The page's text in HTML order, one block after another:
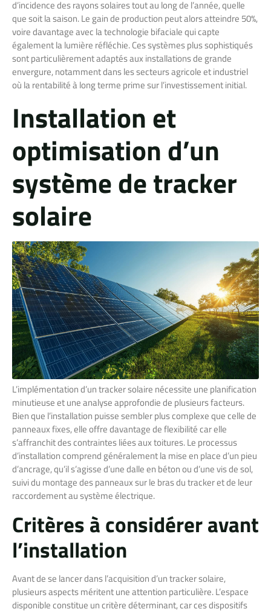
d’incidence des rayons solaires tout au long de l’année, quelle
que soit la saison. Le gain de production peut alors atteindre 50%,
voire davantage avec la technologie bifaciale qui capte
également la lumière réfléchie. Ces systèmes plus sophistiqués
sont particulièrement adaptés aux installations de grande
envergure, notamment dans les secteurs agricole et industriel
où la rentabilité à long terme prime sur l’investissement initial.
Installation et
optimisation d’un
système de tracker
solaire
L’implémentation d’un tracker solaire nécessite une planification
minutieuse et une analyse approfondie de plusieurs facteurs.
Bien que l’installation puisse sembler plus complexe que celle de
panneaux fixes, elle offre davantage de flexibilité car elle
s’affranchit des contraintes liées aux toitures. Le processus
d’installation comprend généralement la mise en place d’un pieu
d’ancrage, qu’il s’agisse d’une dalle en béton ou d’une vis de sol,
suivi du montage des panneaux sur le bras du tracker et de leur
raccordement au système électrique.
Critères à considérer avant
l’installation
Avant de se lancer dans l’acquisition d’un tracker solaire,
plusieurs aspects méritent une attention particulière. L’espace
disponible constitue un critère déterminant, car ces dispositifs